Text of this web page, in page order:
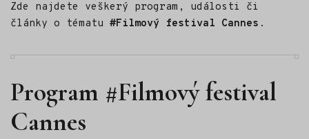
Zde najdete veškerý program, události či
články o tématu #Filmový festival Cannes .
Program #Filmový festival
Cannes